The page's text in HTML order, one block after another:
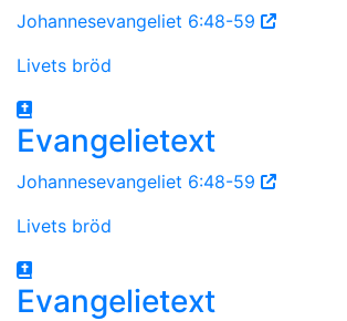
Johannesevangeliet 6:48-59
Livets bröd
Evangelietext
Johannesevangeliet 6:48-59
Livets bröd
Evangelietext